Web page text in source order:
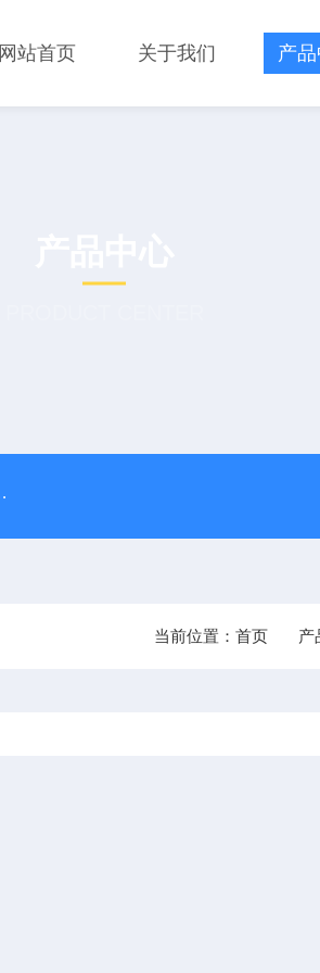
网站首页 关于我们 产
Hydrosorb德国保赫曼 德湿舒 水凝胶伤口
当前位置： 首页 产